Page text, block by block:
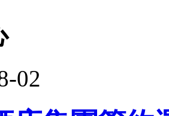
02